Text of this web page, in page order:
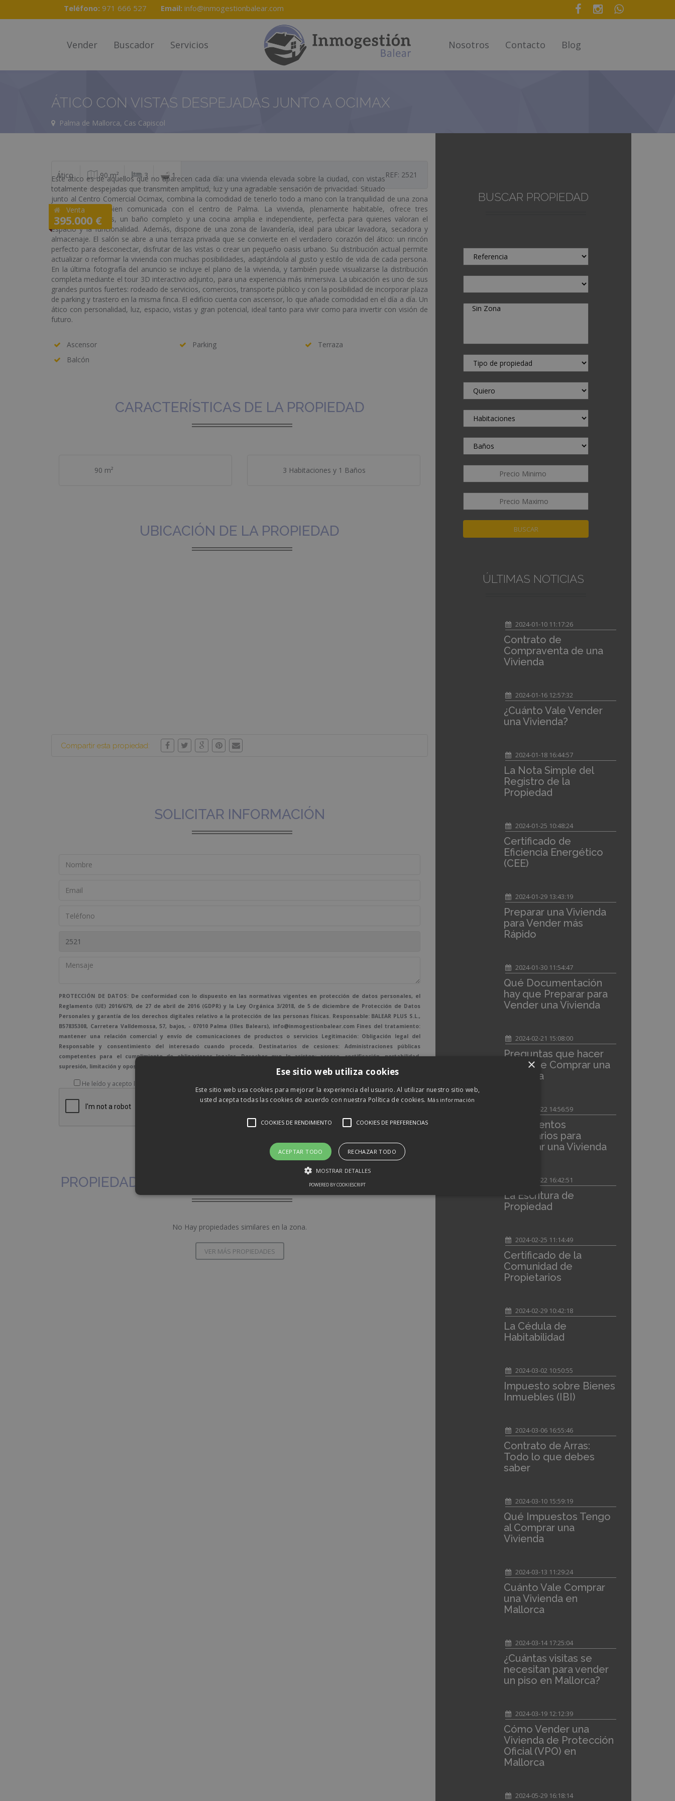
Teléfono: 971 666 527 Email: info@inmogestionbalear.com
Vender Buscador Servicios Nosotros Contacto Blog
ÁTICO CON VISTAS DESPEJADAS JUNTO A OCIMAX
Palma de Mallorca, Cas Capiscol
Ático 90 m² 3 1 REF: 2521
Venta
395.000 €
Este ático es de aquellos que no aparecen cada día: una vivienda elevada sobre la ciudad, con vistas
totalmente despejadas que transmiten amplitud, luz y una agradable sensación de privacidad. Situado
junto al Centro Comercial Ocimax, combina la comodidad de tenerlo todo a mano con la tranquilidad de una zona
residencial muy bien comunicada con el centro de Palma. La vivienda, plenamente habitable, ofrece tres
dormitorios dobles, un baño completo y una cocina amplia e independiente, perfecta para quienes valoran el
espacio y la funcionalidad. Además, dispone de una zona de lavandería, ideal para ubicar lavadora, secadora y
almacenaje. El salón se abre a una terraza privada que se convierte en el verdadero corazón del ático: un rincón
perfecto para desconectar, disfrutar de las vistas o crear un pequeño oasis urbano. Su distribución actual permite
actualizar o reformar la vivienda con muchas posibilidades, adaptándola al gusto y estilo de vida de cada persona.
En la última fotografía del anuncio se incluye el plano de la vivienda, y también puede visualizarse la distribución
completa mediante el tour 3D interactivo adjunto, para una experiencia más inmersiva. La ubicación es uno de sus
grandes puntos fuertes: rodeado de servicios, comercios, transporte público y con la posibilidad de incorporar plaza
de parking y trastero en la misma finca. El edificio cuenta con ascensor, lo que añade comodidad en el día a día. Un
ático con personalidad, luz, espacio, vistas y gran potencial, ideal tanto para vivir como para invertir con visión de
futuro.
Ascensor
Balcón
Parking Terraza
CARACTERÍSTICAS DE LA PROPIEDAD
90 m² 3 Habitaciones y 1 Baños
UBICACIÓN DE LA PROPIEDAD
Compartir esta propiedad:
SOLICITAR INFORMACIÓN
PROTECCIÓN DE DATOS: De conformidad con lo dispuesto en las normativas vigentes en protección de datos personales, el
Reglamento (UE) 2016/679, de 27 de abril de 2016 (GDPR) y la Ley Orgánica 3/2018, de 5 de diciembre de Protección de Datos
Personales y garantía de los derechos digitales relativo a la protección de las personas físicas. Responsable: BALEAR PLUS S.L.,
B57835308, Carretera Valldemossa, 57, bajos, - 07010 Palma (Illes Balears), info@inmogestionbalear.com Fines del tratamiento:
mantener una relación comercial y envío de comunicaciones de productos o servicios Legitimación: Obligación legal del
Responsable y consentimiento del interesado cuando proceda. Destinatarios de cesiones: Administraciones públicas
competentes para el cumplimiento de obligaciones legales. Derechos que le asisten: acceso, rectificación, portabilidad,
supresión, limitación y oposición Más información del tratamiento: inmogestionbalear.com
He leído y acepto la
PROPIEDADES SIMILARES EN LA ZONA CAS CAPISCOL
No Hay propiedades similares en la zona.
VER MÁS PROPIEDADES
BUSCAR PROPIEDAD
BUSCAR
ÚLTIMAS NOTICIAS
2024-01-10 11:17:26
Contrato de
Compraventa de una
Vivienda
2024-01-16 12:57:32
¿Cuánto Vale Vender
una Vivienda?
2024-01-18 16:44:57
La Nota Simple del
Registro de la
Propiedad
2024-01-25 10:48:24
Certificado de
Eficiencia Energético
(CEE)
2024-01-29 13:43:19
Preparar una Vivienda
para Vender más
Rápido
2024-01-30 11:54:47
Qué Documentación
hay que Preparar para
Vender una Vivienda
2024-02-21 15:08:00
Preguntas que hacer
Antes de Comprar una
Vivienda
2024-02-22 14:56:59
Documentos
Necesarios para
Comprar una Vivienda
2024-02-22 16:42:51
La Escritura de
Propiedad
2024-02-25 11:14:49
Certificado de la
Comunidad de
Propietarios
2024-02-29 10:42:18
La Cédula de
Habitabilidad
2024-03-02 10:50:55
Impuesto sobre Bienes
Inmuebles (IBI)
2024-03-06 16:55:46
Contrato de Arras:
Todo lo que debes
saber
2024-03-10 15:59:19
Qué Impuestos Tengo
al Comprar una
Vivienda
2024-03-13 11:29:24
Cuánto Vale Comprar
una Vivienda en
Mallorca
2024-03-14 17:25:04
¿Cuántas visitas se
necesitan para vender
un piso en Mallorca?
2024-03-19 12:12:39
Cómo Vender una
Vivienda de Protección
Oficial (VPO) en
Mallorca
2024-05-29 16:18:14
×
Ese sitio web utiliza cookies
Este sitio web usa cookies para mejorar la experiencia del usuario. Al utilizar nuestro sitio web,
usted acepta todas las cookies de acuerdo con nuestra Política de cookies. Más información
COOKIES DE RENDIMIENTO COOKIES DE PREFERENCIAS
ACEPTAR TODO RECHAZAR TODO
MOSTRAR DETALLES
POWERED BY COOKIESCRIPT